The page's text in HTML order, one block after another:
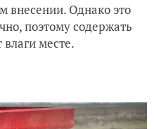
внесении. Однако это
поэтому содержать
месте.